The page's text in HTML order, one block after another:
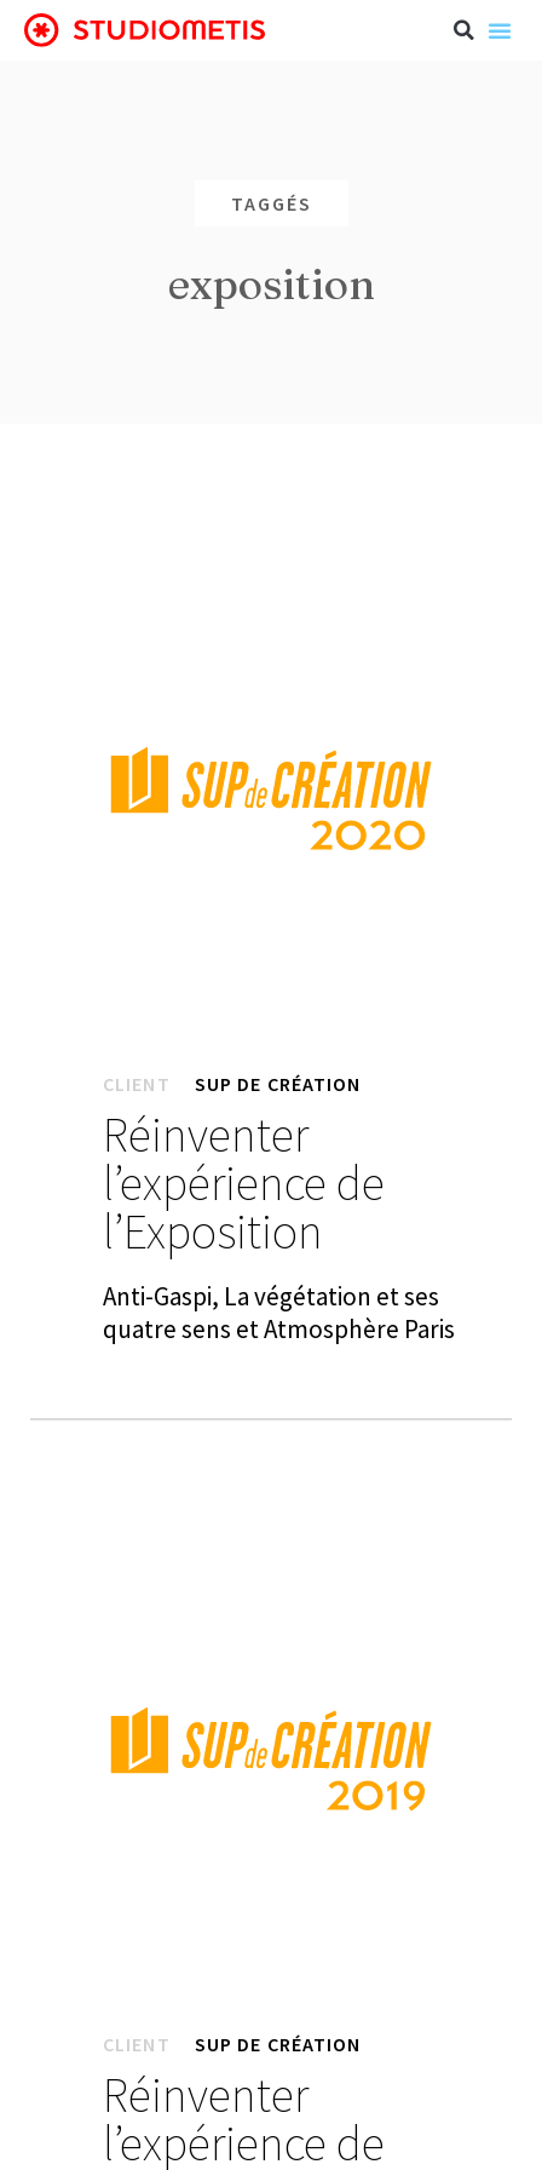
TAGGÉS
exposition
CLIENT SUP DE CRÉATION
Réinventer
l’expérience de
l’Exposition
Anti-Gaspi, La végétation et ses
quatre sens et Atmosphère Paris
CLIENT SUP DE CRÉATION
Réinventer
l’expérience de